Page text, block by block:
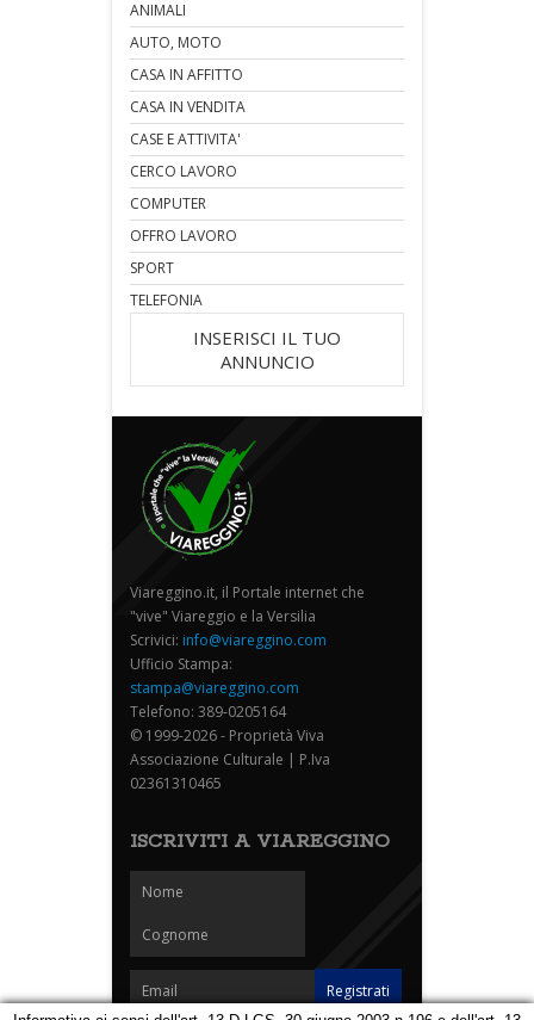
ANIMALI
AUTO, MOTO
CASA IN AFFITTO
CASA IN VENDITA
CASE E ATTIVITA'
CERCO LAVORO
COMPUTER
OFFRO LAVORO
SPORT
TELEFONIA
INSERISCI IL TUO
ANNUNCIO
Viareggino.it, il Portale internet che
"vive" Viareggio e la Versilia
Scrivici: info@viareggino.com
Ufficio Stampa:
stampa@viareggino.com
Telefono: 389-0205164
© 1999-2026 - Proprietà Viva
Associazione Culturale | P.Iva
02361310465
ISCRIVITI A VIAREGGINO